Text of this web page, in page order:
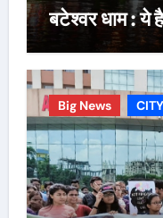
बटेश्वर धाम : ये
Big News